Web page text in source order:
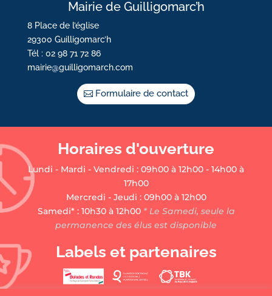
Mairie de Guilligomarc’h
8 Place de l’église
29300 Guilligomarc’h
Tél : 02 98 71 72 86
mairie@guilligomarch.com
Formulaire de contact
Horaires d'ouverture
Lundi - Mardi - Vendredi : 09h00 à 12h00 - 14h00 à
17h00
Mercredi - Jeudi : 09h00 à 12h00
Samedi* : 10h30 à 12h00* Le Samedi, seule la
permanence des élus est disponible
Labels et partenaires